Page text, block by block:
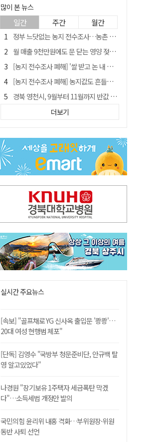
많이 본 뉴스
일간 주간 월간
정부 느닷없는 농지 전수조사…농촌 들쑤시는 '경자유전'의 칼날
월 매출 9천만원에도 문 닫는 영양 젖소농장… "일할 사람이 없어"
[농지 전수조사 폐해] '쌀 받고 논 내 준' 도지농 이제 어쩌나?
[농지 전수조사 폐해] 농지값도 흔들리나…"도지 막히면 헐값 매물 나올 수도"
경북 영천시, 9월부터 11월까지 반값 여행 혜택 제공
'솔리다임 IPO 추진설' SK하이닉스, 주가 9% 급락
[농지 전수조사 폐해] 실경작농·청년농 부담도 커진다
아쉬운 태클
TK신공항 참여 주저한 LH, 광주군공항 사업에는 앞장
더보기
실시간 주요뉴스
[속보] "골프채로 YG 신사옥 출입문 '쾅쾅'…
20대 여성 현행범 체포"
[단독] 김영수 "국방부 청문준비단, 안규백 탈
영 알고있었다"
나경원 "장기보유 1주택자 세금폭탄 막겠
다"…소득세법 개정안 발의
국민의힘 윤리위 내홍 격화…부위원장·위원
동반 사퇴 선언